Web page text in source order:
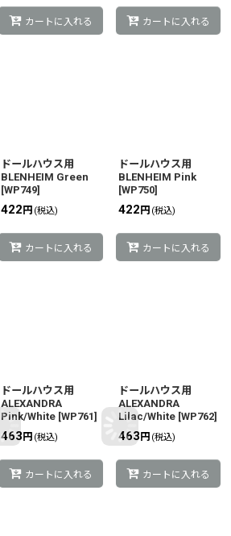
カートに入れる カートに入れる
ドールハウス用
BLENHEIM Green
[WP749]
422 円 (税込)
カートに入れる
ドールハウス用
BLENHEIM Pink
[WP750]
422 円 (税込)
カートに入れる
ドールハウス用
ALEXANDRA
Pink/White [WP761]
463 円 (税込)
カートに入れる
ドールハウス用
ALEXANDRA
Lilac/White [WP762]
463 円 (税込)
カートに入れる